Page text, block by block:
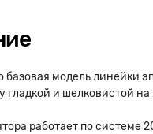
базовая модель линейки
гладкой и шелковистой
работает по системе